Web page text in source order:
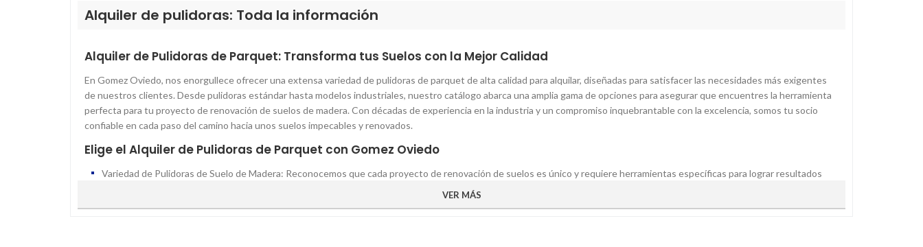
Alquiler de pulidoras: Toda la información
Alquiler de Pulidoras de Parquet: Transforma tus Suelos con la Mejor Calidad
En Gomez Oviedo, nos enorgullece ofrecer una extensa variedad de pulidoras de parquet de alta calidad para alquilar, diseñadas para satisfacer las necesidades más exigentes
de nuestros clientes. Desde pulidoras estándar hasta modelos industriales, nuestro catálogo abarca una amplia gama de opciones para asegurar que encuentres la herramienta
perfecta para tu proyecto de renovación de suelos de madera. Con décadas de experiencia en la industria y un compromiso inquebrantable con la excelencia, somos tu socio
confiable en cada paso del camino hacia unos suelos impecables y renovados.
Elige el Alquiler de Pulidoras de Parquet con Gomez Oviedo
Variedad de Pulidoras de Suelo de Madera: Reconocemos que cada proyecto de renovación de suelos es único y requiere herramientas específicas para lograr resultados
excepcionales. Es por eso que ofrecemos una variedad de pulidoras de suelo de madera, cada una diseñada para abordar diferentes tipos de suelos, áreas de trabajo y niveles
VER MÁS